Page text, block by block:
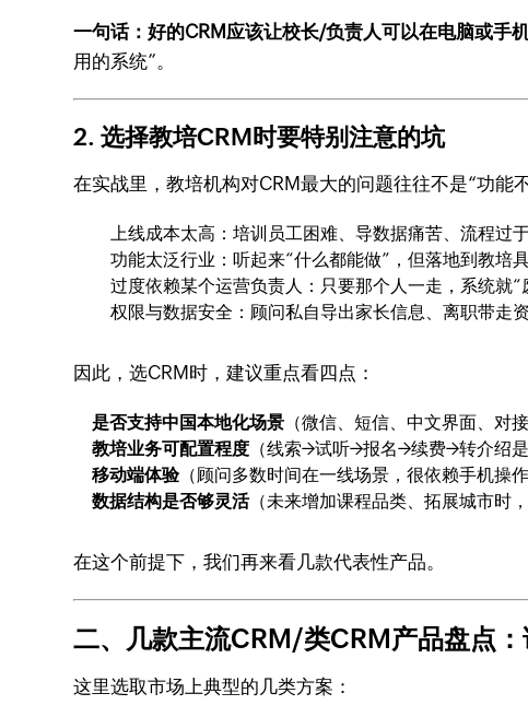
一句话：好的CRM应该让校长/负责人可以在电脑或手
用的系统”。
2. 选择教培CRM时要特别注意的坑
在实战里，教培机构对CRM最大的问题往往不是“功能
上线成本太高：培训员工困难、导数据痛苦、流程过
功能太泛行业：听起来“什么都能做”，但落地到教培
过度依赖某个运营负责人：只要那个人一走，系统就“
权限与数据安全：顾问私自导出家长信息、离职带走
因此，选CRM时，建议重点看四点：
是否支持中国本地化场景 （微信、短信、中文界面、对
教培业务可配置程度 （线索→试听→报名→续费→转介绍
移动端体验（顾问多数时间在一线场景，很依赖手机操作
数据结构是否够灵活（未来增加课程品类、拓展城市时
在这个前提下，我们再来看几款代表性产品。
二、几款主流CRM/类CRM产品盘点
这里选取市场上典型的几类方案：